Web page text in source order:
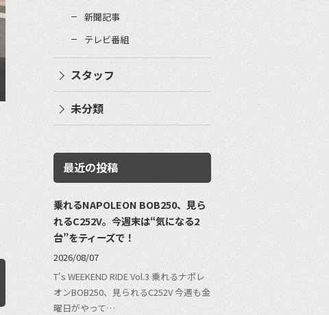
新聞記事
テレビ番組
スタッフ
未分類
最近の投稿
乗れるNAPOLEON BOB250、見ら
れるC252V。今週末は“気になる2
台”をティーズで！
2026/08/07
T's WEEKEND RIDE Vol.3 乗れるナポレ
オンBOB250、見られるC252V 今週も金
曜日がやって…